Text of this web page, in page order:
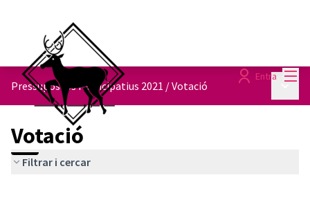
Entra
Pressupostos Participatius 2021 /Votació
Votació
Filtrar i cercar